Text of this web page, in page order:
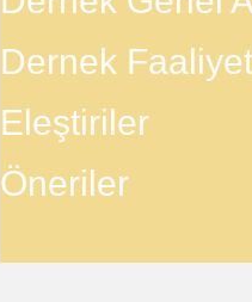
Dernek
Eleştiriler
Öneriler